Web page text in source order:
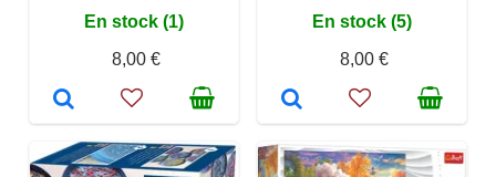
En stock (1)
8,00 €
En stock (5)
8,00 €